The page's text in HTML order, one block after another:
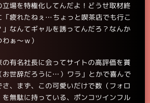
立場を特権化してんだよ！どうせ取材終
「疲れたねぇ…ちょっと喫茶店でも行こ
」なんてギャルを誘ってんだろ？なんか
ぁ～ｗ）
の有名社長に会ってサイトの高評価を貰
お世辞だろうに…）ワラ」とかで喜んで
さ、まず、この可愛いだけで数（フォロ
を無駄に持っている、ポンコツインフル